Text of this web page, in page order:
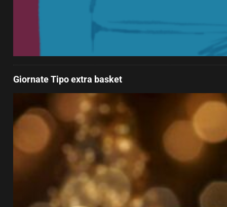
Giornate Tipo extra basket